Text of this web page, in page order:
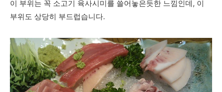
이 부위는 꼭 소고기 육사시미를 쓸어놓은듯한 느낌인데, 이
부위도 상당히 부드럽습니다.